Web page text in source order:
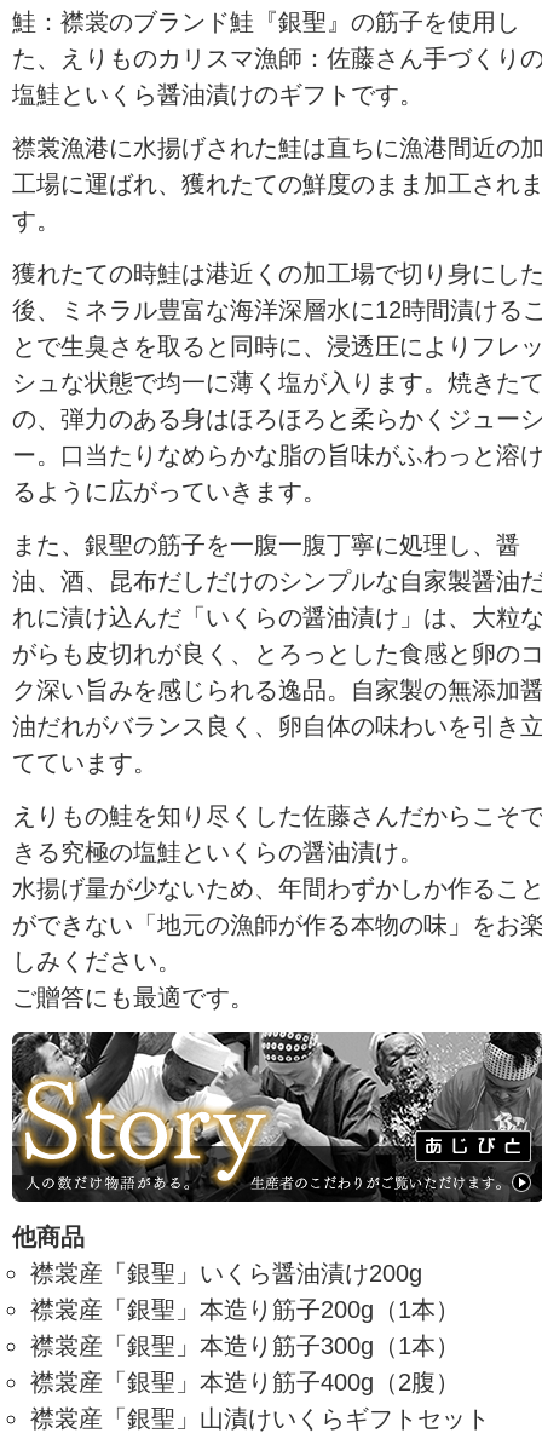
鮭：襟裳のブランド鮭『銀聖』の筋子を使用し
た、えりものカリスマ漁師：佐藤さん手づくり
塩鮭といくら醤油漬けのギフトです。
襟裳漁港に水揚げされた鮭は直ちに漁港間近の
工場に運ばれ、獲れたての鮮度のまま加工され
す。
獲れたての時鮭は港近くの加工場で切り身にし
後、ミネラル豊富な海洋深層水に12時間漬ける
とで生臭さを取ると同時に、浸透圧によりフレ
シュな状態で均一に薄く塩が入ります。焼きた
の、弾力のある身はほろほろと柔らかくジュー
ー。口当たりなめらかな脂の旨味がふわっと溶
るように広がっていきます。
また、銀聖の筋子を一腹一腹丁寧に処理し、醤
油、酒、昆布だしだけのシンプルな自家製醤油
れに漬け込んだ「いくらの醤油漬け」は、大粒
がらも皮切れが良く、とろっとした食感と卵の
ク深い旨みを感じられる逸品。自家製の無添加
油だれがバランス良く、卵自体の味わいを引き
てています。
えりもの鮭を知り尽くした佐藤さんだからこそ
きる究極の塩鮭といくらの醤油漬け。
水揚げ量が少ないため、年間わずかしか作るこ
ができない「地元の漁師が作る本物の味」をお
しみください。
ご贈答にも最適です。
他商品
襟裳産「銀聖」いくら醤油漬け200g
襟裳産「銀聖」本造り筋子200g（1本）
襟裳産「銀聖」本造り筋子300g（1本）
襟裳産「銀聖」本造り筋子400g（2腹）
襟裳産「銀聖」山漬けいくらギフトセット